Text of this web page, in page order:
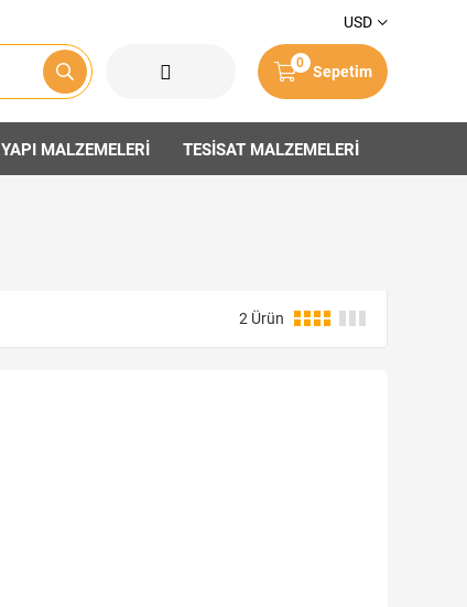
USD
Sepetim
0
YAPI MALZEMELERİ TESİSAT MALZEMELERİ
2 Ürün